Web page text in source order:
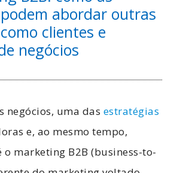
abordar outras
clientes e
negócios
negócios, uma das estratégias
e, ao mesmo tempo,
marketing B2B (business-to-